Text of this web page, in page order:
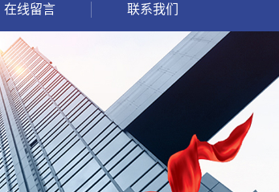
在线留言 联系我们